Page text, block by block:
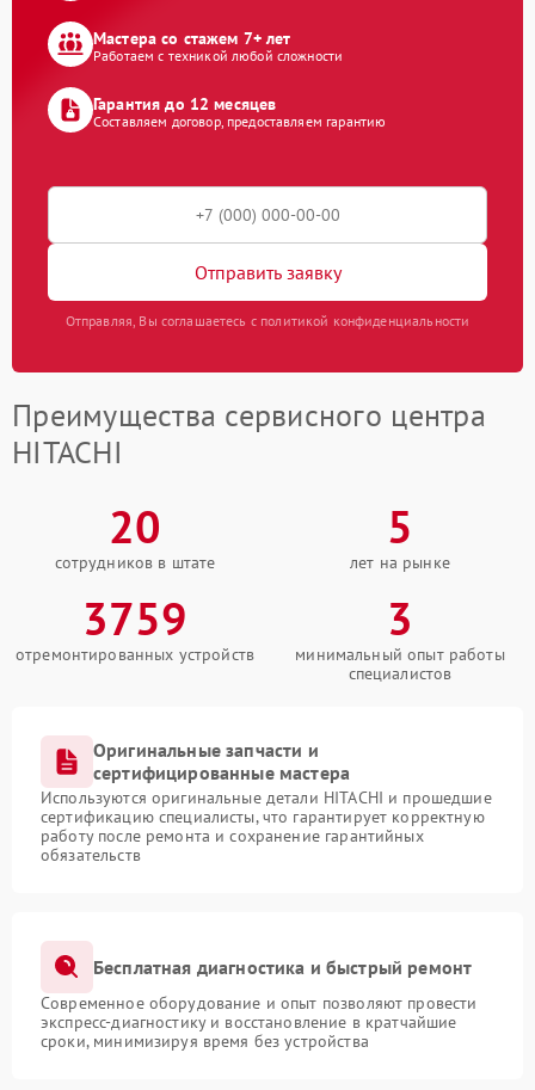
Мастера со стажем 7+ лет
Работаем с техникой любой сложности
Гарантия до 12 месяцев
Составляем договор, предоставляем гарантию
Отправить заявку
Отправляя, Вы соглашаетесь с политикой конфиденциальности
Преимущества сервисного центра
HITACHI
20
сотрудников в штате
5
лет на рынке
3759
отремонтированных устройств
3
минимальный опыт работы
специалистов
Оригинальные запчасти и
сертифицированные мастера
Используются оригинальные детали HITACHI и прошедшие
сертификацию специалисты, что гарантирует корректную
работу после ремонта и сохранение гарантийных
обязательств
Бесплатная диагностика и быстрый ремонт
Современное оборудование и опыт позволяют провести
экспресс-диагностику и восстановление в кратчайшие
сроки, минимизируя время без устройства